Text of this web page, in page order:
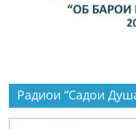
Радиои “Садои